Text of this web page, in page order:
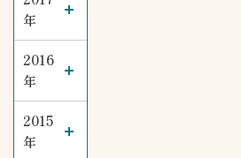
年
2016
年
2015
年